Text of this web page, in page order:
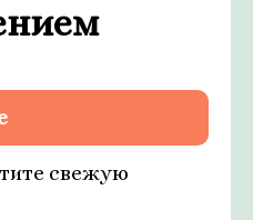
свежую